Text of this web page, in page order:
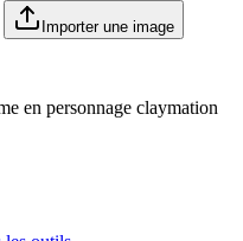
Importer une image
en personnage claymation